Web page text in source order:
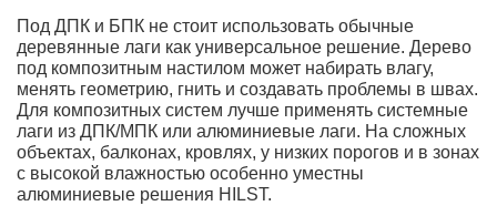
Под ДПК и БПК не стоит использовать обычные
деревянные лаги как универсальное решение. Дерево
под композитным настилом может набирать влагу,
менять геометрию, гнить и создавать проблемы в швах.
Для композитных систем лучше применять системные
лаги из ДПК/МПК или алюминиевые лаги. На сложных
объектах, балконах, кровлях, у низких порогов и в зонах
с высокой влажностью особенно уместны
алюминиевые решения HILST.